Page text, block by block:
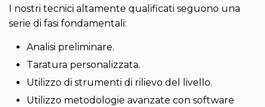
I nostri tecnici altamente qualificati seguono una
serie di fasi fondamentali:
Analisi preliminare.
Taratura personalizzata.
Utilizzo di strumenti di rilievo del livello.
Utilizzo metodologie avanzate con software